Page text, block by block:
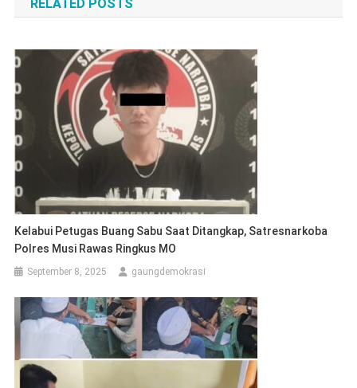
RELATED POSTS
Kelabui Petugas Buang Sabu Saat Ditangkap, Satresnarkoba
Polres Musi Rawas Ringkus MO
September 8, 2025 gaungdemokrasi